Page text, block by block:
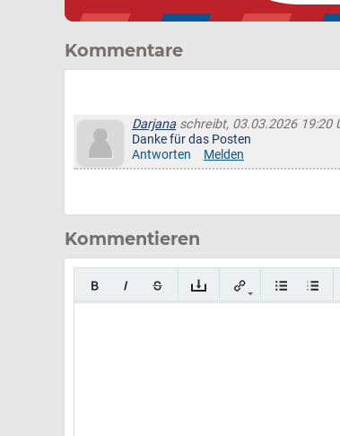
Kommentare
Darjana schreibt, 03.03.2026 19:20
Danke für das Posten
Antworten
Melden
Kommentieren